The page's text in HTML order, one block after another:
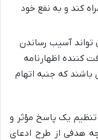
کند و به نفع خود
تواند آسیب رساندن
کننده اظهارنامه
که جنبه اتهام
تنظیم یک پاسخ مؤثر و
هدفی از طرح ادعای